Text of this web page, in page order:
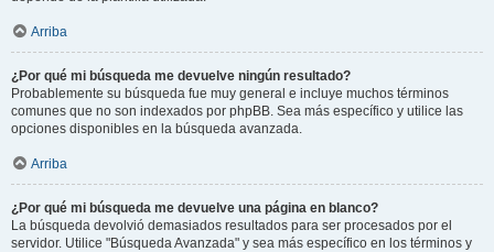
Arriba
¿Por qué mi búsqueda me devuelve ningún resultado?
Probablemente su búsqueda fue muy general e incluye muchos términos
comunes que no son indexados por phpBB. Sea más específico y utilice las
opciones disponibles en la búsqueda avanzada.
Arriba
¿Por qué mi búsqueda me devuelve una página en blanco?
La búsqueda devolvió demasiados resultados para ser procesados por el
servidor. Utilice "Búsqueda Avanzada" y sea más específico en los términos y